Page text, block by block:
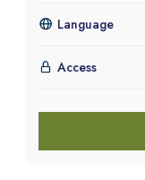
Language
Access